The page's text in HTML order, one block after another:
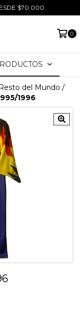
$70.000
0
del Mundo /
1996